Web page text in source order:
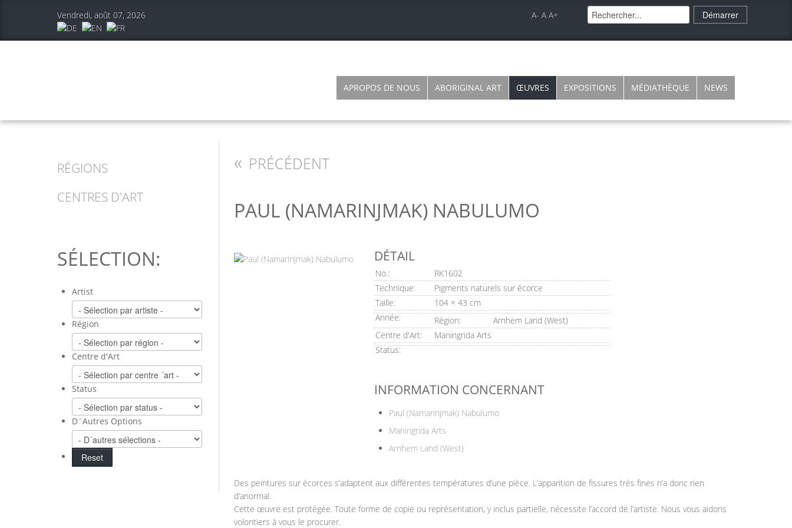
Vendredi, août 07, 2026 A- A A+
APROPOS DE NOUS ABORIGINAL ART ŒUVRES EXPOSITIONS MÉDIATHÈQUE NEWS
« PRÉCÉDENT
PAUL (NAMARINJMAK) NABULUMO
DÉTAIL
No.:
RK1602
Technique:
Pigments naturels sur écorce
Taille:
104 × 43 cm
Année:
Région:
Arnhem Land (West)
Centre d'Art:
Maningrida Arts
Status:
INFORMATION CONCERNANT
Paul (Namarinjmak) Nabulumo
Maningrida Arts
Arnhem Land (West)
Des peintures sur écorces s’adaptent aux différentes températures d’une pièce. L’apparition de fissures très fines n’a donc rien
d’anormal.
Cette œuvre est protégée. Toute forme de copie ou représentation, y inclus partielle, nécessite l’accord de l’artiste. Nous vous aidons
volontiers à vous le procurer.
RÉGIONS
CENTRES D'ART
SÉLECTION:
Artist
Région
Centre d'Art
Status
D´Autres Options